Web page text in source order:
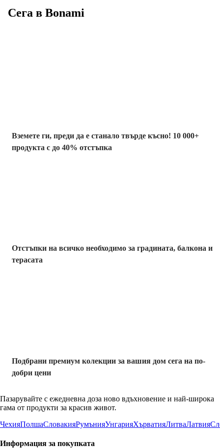
Сега в Bonami
Вземете ги, преди да е станало твърде късно! 10 000+
продукта с до 40% отстъпка
Отстъпки на всичко необходимо за градината, балкона и
терасата
Подбрани премиум колекции за вашия дом сега на по-
добри цени
Пазарувайте с ежедневна доза ново вдъхновение и най-широка
гама от продукти за красив живот.
ЧехияПолшаСловакияРумънияУнгарияХърватияЛитваЛатвия
Информация за покупката